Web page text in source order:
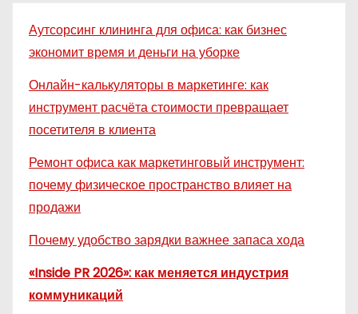
Аутсорсинг клининга для офиса: как бизнес
экономит время и деньги на уборке
Онлайн-калькуляторы в маркетинге: как
инструмент расчёта стоимости превращает
посетителя в клиента
Ремонт офиса как маркетинговый инструмент:
почему физическое пространство влияет на
продажи
Почему удобство зарядки важнее запаса хода
«Inside PR 2026»: как меняется индустрия
коммуникаций